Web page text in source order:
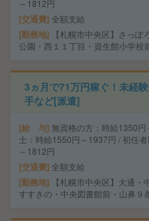
～1812円
交通費 全額支給
勤務地
【札幌市中央区】さっぽ
公園・西１１丁目・資生館小学校
3ヵ月で71万円稼ぐ！未経
手など[派遣]
給 与 無資格の方：時給1350
士：時給1550円～1937円 / 初任
～1812円
交通費 全額支給
勤務地
【札幌市中央区】大通・
すすきの・中央図書館前・山鼻９